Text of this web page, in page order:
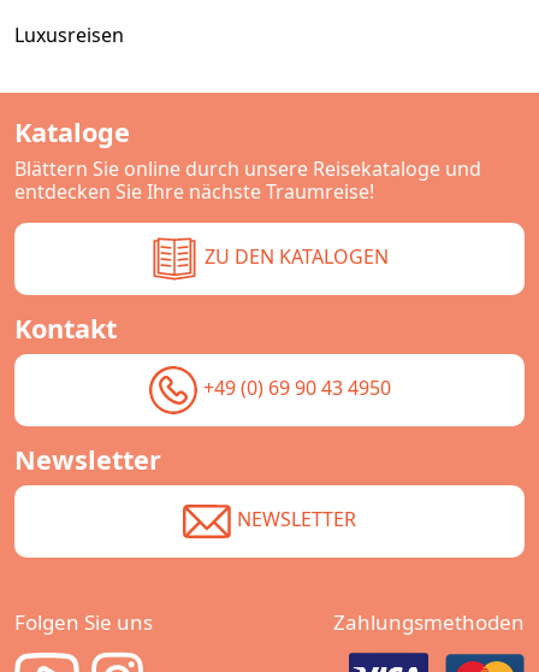
Luxusreisen
Kataloge
Blättern Sie online durch unsere Reisekataloge und
entdecken Sie Ihre nächste Traumreise!
ZU DEN KATALOGEN
Kontakt
+49 (0) 69 90 43 4950
Newsletter
NEWSLETTER
Folgen Sie uns Zahlungsmethoden